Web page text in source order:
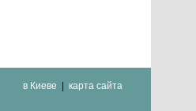
в Киеве карта сайта